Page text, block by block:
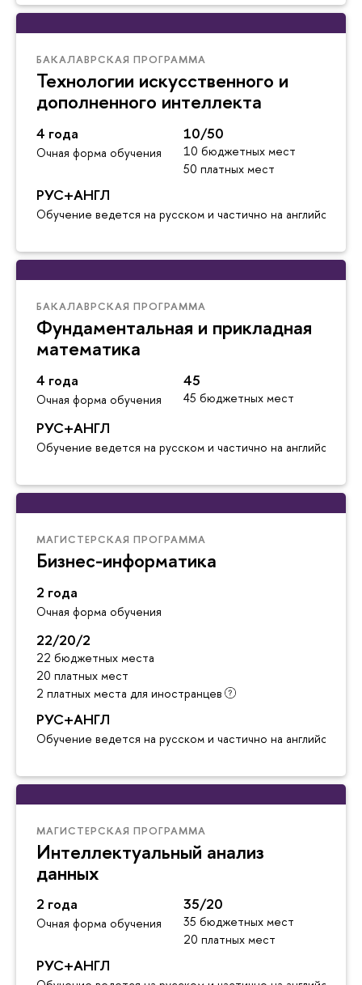
БАКАЛАВРСКАЯ ПРОГРАММА
Технологии искусственного и
дополненного интеллекта
4 года
Очная форма обучения
10/50
10 бюджетных мест
50 платных мест
РУС+АНГЛ
Обучение ведется на русском и частично на английском
БАКАЛАВРСКАЯ ПРОГРАММА
Фундаментальная и прикладная
математика
4 года
Очная форма обучения
45
45 бюджетных мест
РУС+АНГЛ
Обучение ведется на русском и частично на английском
МАГИСТЕРСКАЯ ПРОГРАММА
Бизнес-информатика
2 года
Очная форма обучения
22/20/2
22 бюджетных места
20 платных мест
2 платных места для иностранцев
РУС+АНГЛ
Обучение ведется на русском и частично на английском
МАГИСТЕРСКАЯ ПРОГРАММА
Интеллектуальный анализ
данных
2 года
Очная форма обучения
35/20
35 бюджетных мест
20 платных мест
РУС+АНГЛ